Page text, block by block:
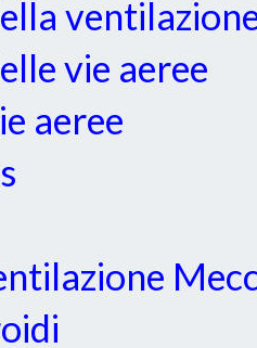
vie aeree
aeree